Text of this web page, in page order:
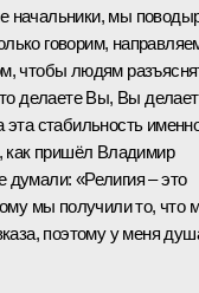
начальники, мы
говорим,
чтобы людям
делаете Вы, Вы
стабильность
как пришёл Владимир
«Религия – это
мы получили то, что
поэтому у меня